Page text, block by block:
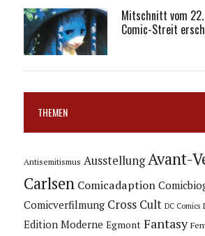
Mitschnitt vom
Comic-Streit
THEMEN
Antisemitismus Ausstellung Avant-
Carlsen Comicadaption
Comicverfilmung Cross Cult DC Comics
Edition Moderne Egmont Fantasy